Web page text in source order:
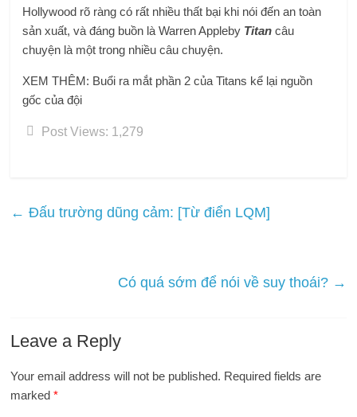
Hollywood rõ ràng có rất nhiều thất bại khi nói đến an toàn
sản xuất, và đáng buồn là Warren Appleby Titancâu
chuyện là một trong nhiều câu chuyện.
XEM THÊM: Buổi ra mắt phần 2 của Titans kể lại nguồn
gốc của đội
Post Views: 1,279
← Đấu trường dũng cảm: [Từ điển LQM]
Có quá sớm để nói về suy thoái? →
Leave a Reply
Your email address will not be published. Required fields are
marked*